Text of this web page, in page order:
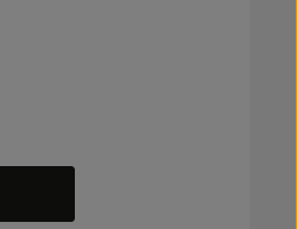
Wert ein oder